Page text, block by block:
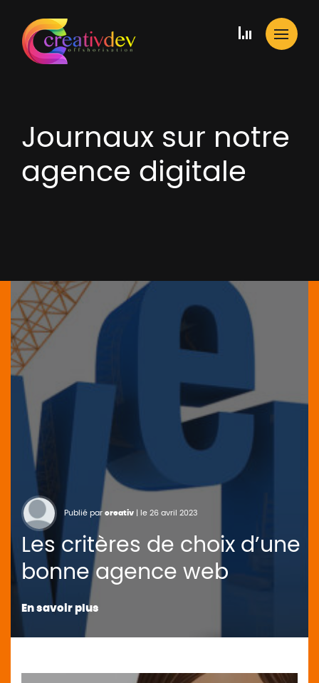
Journaux sur notre
agence digitale
Publié par creativ | le 26 avril 2023
Les critères de choix d’une
bonne agence web
En savoir plus